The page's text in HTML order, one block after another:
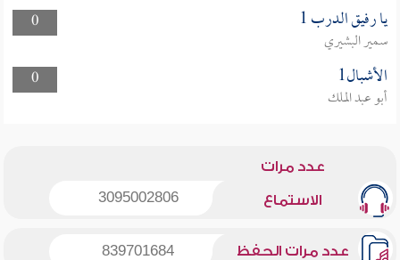
0
يا رفيق الدرب 1
سمير البشيري
0
الأشبال1
أبو عبد الملك
عدد مرات
الاستماع 3095002806
عدد مرات الحفظ 839701684